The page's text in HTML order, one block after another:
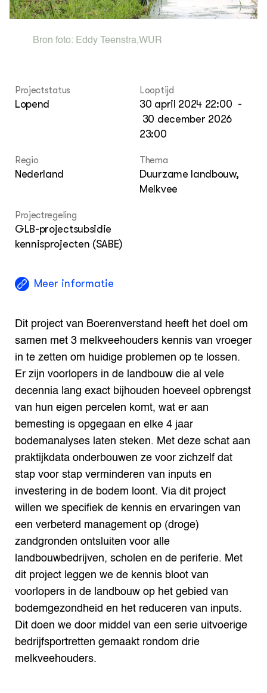
Nieuwsbrief
Dossiers
Leermateriaal op niveau
Projecten
Over ons
Bron foto: Eddy Teenstra,WUR
Projectstatus
Lopend
Looptijd
30 april 2024 22:00 -
30 december 2026
23:00
Regio
Nederland
Thema
Duurzame landbouw,
Melkvee
Projectregeling
GLB-projectsubsidie
kennisprojecten (SABE)
Meer informatie
Dit project van Boerenverstand heeft het doel om
samen met 3 melkveehouders kennis van vroeger
in te zetten om huidige problemen op te lossen.
Er zijn voorlopers in de landbouw die al vele
decennia lang exact bijhouden hoeveel opbrengst
van hun eigen percelen komt, wat er aan
bemesting is opgegaan en elke 4 jaar
bodemanalyses laten steken. Met deze schat aan
praktijkdata onderbouwen ze voor zichzelf dat
stap voor stap verminderen van inputs en
investering in de bodem loont. Via dit project
willen we specifiek de kennis en ervaringen van
een verbeterd management op (droge)
zandgronden ontsluiten voor alle
landbouwbedrijven, scholen en de periferie. Met
dit project leggen we de kennis bloot van
voorlopers in de landbouw op het gebied van
bodemgezondheid en het reduceren van inputs.
Dit doen we door middel van een serie uitvoerige
bedrijfsportretten gemaakt rondom drie
melkveehouders.